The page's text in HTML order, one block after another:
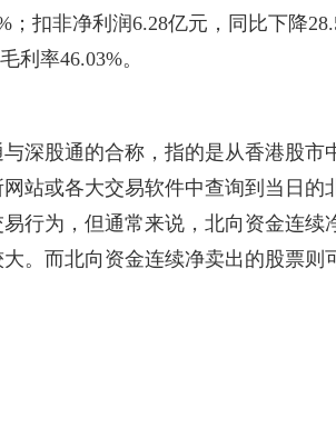
；扣非净利润6.28亿元，同比下降
利率46.03%。
与深股通的合称，指的是从香港股
站或各大交易软件中查询到当日
行为，但通常来说，北向资金连
。而北向资金连续净卖出的股票